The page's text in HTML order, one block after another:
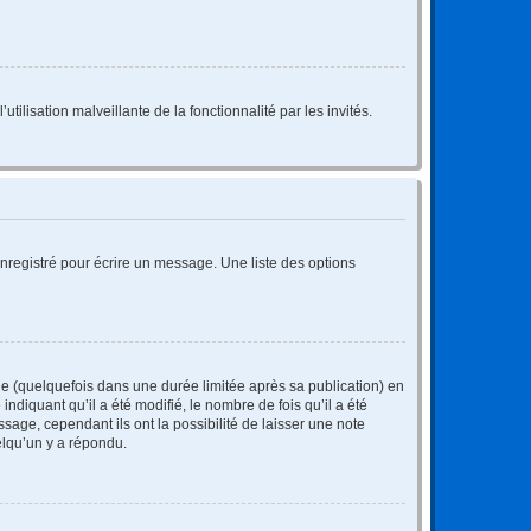
malveillante de la fonctionnalité par les invités.
pour écrire un message. Une liste des options
(quelquefois dans une durée limitée après sa publication) en
qu’il a été modifié, le nombre de fois qu’il a été
cependant ils ont la possibilité de laisser une note
y a répondu.